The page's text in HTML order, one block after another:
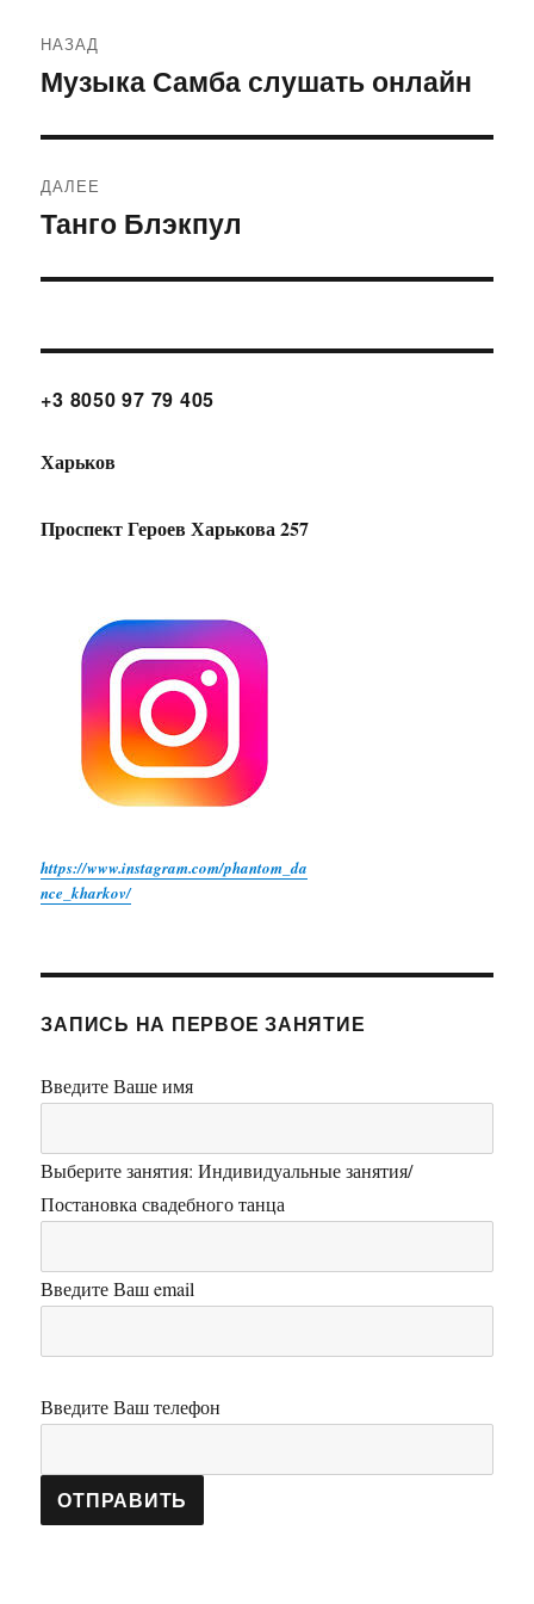
по
НАЗАД
Предыдущая
Музыка Самба слушать онлайн
ДАЛЕЕ
Следующая
Танго Блэкпул
+3 8050 97 79 405
Харьков
Проспект Героев Харькова 257
https://www.instagram.com/phantom_da
nce_kharkov/
ЗАПИСЬ НА ПЕРВОЕ ЗАНЯТИЕ
Введите Ваше имя
Выберите занятия: Индивидуальные занятия/
Постановка свадебного танца
Введите Ваш email
Введите Ваш телефон